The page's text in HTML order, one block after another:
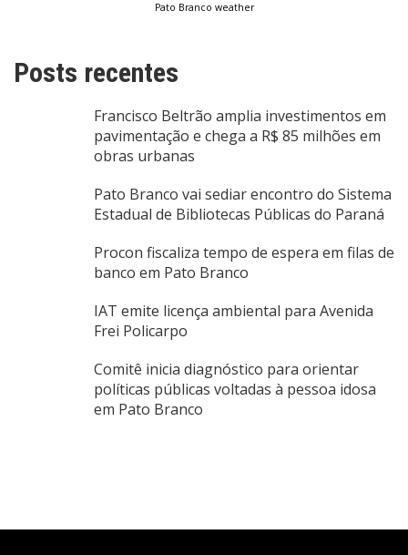
Pato Branco weather
Posts recentes
Francisco Beltrão amplia investimentos em
pavimentação e chega a R$ 85 milhões em
obras urbanas
Pato Branco vai sediar encontro do Sistema
Estadual de Bibliotecas Públicas do Paraná
Procon fiscaliza tempo de espera em filas de
banco em Pato Branco
IAT emite licença ambiental para Avenida
Frei Policarpo
Comitê inicia diagnóstico para orientar
políticas públicas voltadas à pessoa idosa
em Pato Branco